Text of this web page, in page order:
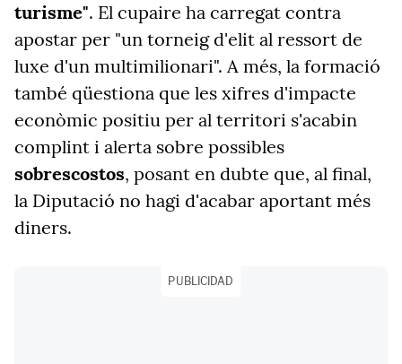
turisme". El cupaire ha carregat contra
apostar per "un torneig d'elit al ressort de
luxe d'un multimilionari". A més, la formació
també qüestiona que les xifres d'impacte
econòmic positiu per al territori s'acabin
complint i alerta sobre possibles
sobrescostos, posant en dubte que, al final,
la Diputació no hagi d'acabar aportant més
diners.
PUBLICIDAD